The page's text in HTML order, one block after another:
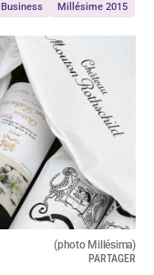
Business Millésime 2015
(photo Millésima)
PARTAGER